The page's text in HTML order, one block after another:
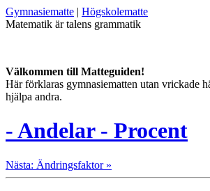
Gymnasiematte | Högskolematte
Matematik är talens grammatik
Välkommen till Matteguiden!
Här förklaras gymnasiematten utan vrickade
hjälpa andra.
- Andelar - Procent
Nästa: Ändringsfaktor »